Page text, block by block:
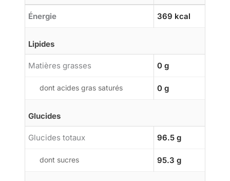
Énergie 369 kcal
Lipides
Matières grasses 0 g
dont acides gras saturés 0 g
Glucides
Glucides totaux 96.5 g
dont sucres 95.3 g